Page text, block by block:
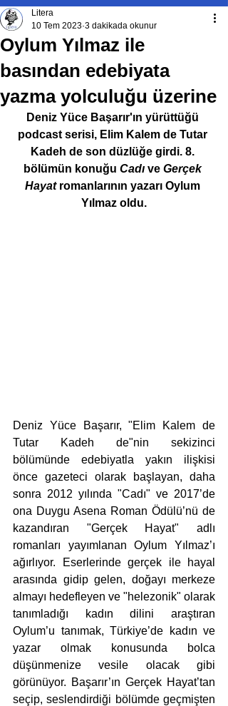
Oylum Yılmaz ile
basından edebiyata
yazma yolculuğu üzerine
Litera
10 Tem 2023 3 dakikada okunur
Deniz Yüce Başarır'ın yürüttüğü
podcast serisi, Elim Kalem de Tutar
Kadeh de son düzlüğe girdi. 8.
bölümün konuğu Cadı ve Gerçek
Hayat romanlarının yazarı Oylum
Yılmaz oldu.
Deniz Yüce Başarır, "Elim Kalem de
Tutar Kadeh de"nin sekizinci
bölümünde edebiyatla yakın ilişkisi
önce gazeteci olarak başlayan, daha
sonra 2012 yılında "Cadı" ve 2017’de
ona Duygu Asena Roman Ödülü’nü de
kazandıran "Gerçek Hayat" adlı
romanları yayımlanan Oylum Yılmaz’ı
ağırlıyor. Eserlerinde gerçek ile hayal
arasında gidip gelen, doğayı merkeze
almayı hedefleyen ve "helezonik" olarak
tanımladığı kadın dilini araştıran
Oylum’u tanımak, Türkiye’de kadın ve
yazar olmak konusunda bolca
düşünmenize vesile olacak gibi
görünüyor. Başarır’ın Gerçek Hayat’tan
seçip, seslendirdiği bölümde geçmişten